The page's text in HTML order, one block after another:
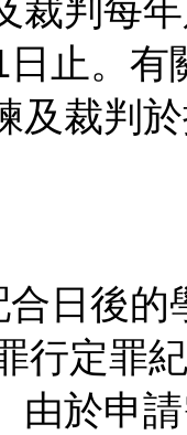
裁判每
日止。
及裁判
日後的
行定罪
由於申